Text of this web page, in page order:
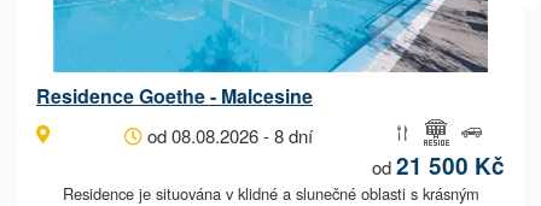
Residence Goethe - Malcesine
od 08.08.2026 - 8 dní
od21 500 Kč
Residence je situována v klidné a slunečné oblasti s krásným